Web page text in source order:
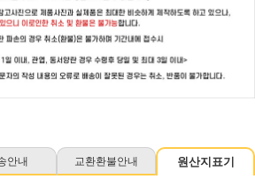
안내 교환환불안내 원산지표기